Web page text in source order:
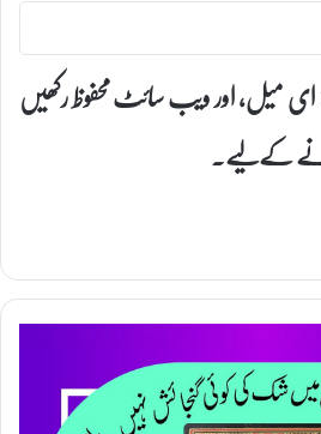
ای میل، اور ویب سائٹ محفوظ رکھیں
کےلیے۔